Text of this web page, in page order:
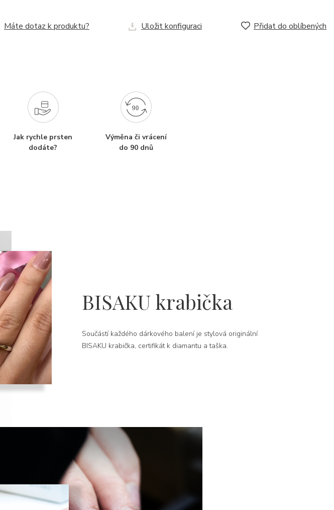
Máte dotaz k produktu? Uložit konfiguraci Přidat do oblíbených
Jak rychle prsten
dodáte?
Výměna či vrácení
do 90 dnů
BISAKU krabička
Součástí každého dárkového balení je stylová originální
BISAKU krabička, certifikát k diamantu a taška.